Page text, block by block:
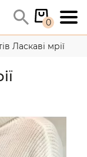
0
Ласкаві мрії